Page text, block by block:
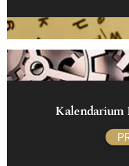
Kalendarium